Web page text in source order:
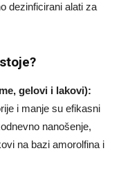
dezinficirani alati za
gelovi i lakovi):
i manje su efikasni
nanošenje,
na bazi amorolfina i